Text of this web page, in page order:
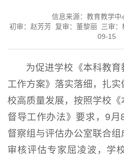
信息来源：教育教学中
初审：赵芳芳 复审：董黎丽 三审
09-15
为促进学校《本科教
工作方案》落实落细，扎
校高质量发展，按照学校
督导工作办法》要求，9
督察组与评估办公室联合
审核评估专家屈凌波，学